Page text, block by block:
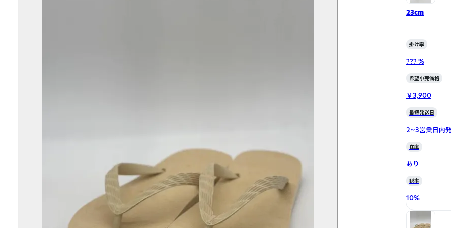
23cm
掛け率
??? %
希望小売価格
￥3,900
最短発送日
2~3営業日内
在庫
あり
税率
10%